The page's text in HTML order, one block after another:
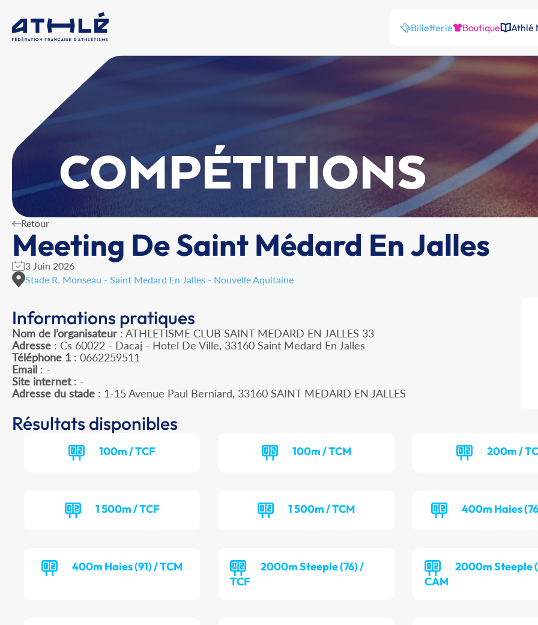
Billetterie Boutique Athlé
COMPÉTITIONS
Retour
Meeting De Saint Médard En Jalles
3 Juin 2026
Stade R. Monseau - Saint Medard En Jalles - Nouvelle Aquitaine
Informations pratiques
Nom de l’organisateur : ATHLETISME CLUB SAINT MEDARD EN JALLES 33
Adresse : Cs 60022 - Dacaj - Hotel De Ville, 33160 Saint Medard En Jalles
Téléphone 1 : 0662259511
Email : -
Site internet: -
Adresse du stade : 1-15 Avenue Paul Berniard, 33160 SAINT MEDARD EN JALLES
Résultats disponibles
100m / TCF 100m / TCM 200m /
1 500m / TCF 1 500m / TCM 400m Haies
400m Haies (91) / TCM
2000m Steeple (76) /
TCF
2000m Steeple
CAM